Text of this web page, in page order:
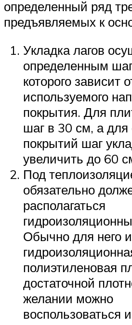
определенный ряд
предъявляемых к
Укладка лагов
определенным
которого зависит
используемого
покрытия. Для
шаг в 30 см, а для
покрытий шаг
увеличить до 60
Под
обязательно
располагаться
Обычно для него
полиэтиленовая
достаточной
желании можно
воспользоваться